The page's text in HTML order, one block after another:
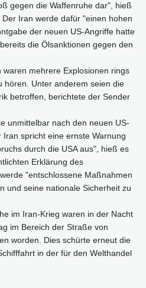
gegen die Waffenruhe dar", hieß
Iran werde dafür "einen hohen
der neuen US-Angriffe hatte
die Ölsanktionen gegen den
mehrere Explosionen rings
hören. Unter anderem seien die
betroffen, berichtete der Sender
unmittelbar nach den neuen US-
spricht eine ernste Warnung
durch die USA aus", hieß es
Erklärung des
"entschlossene Maßnahmen
und seine nationale Sicherheit zu
im Iran-Krieg waren in der Nacht
im Bereich der Straße von
worden. Dies schürte erneut die
in der für den Welthandel